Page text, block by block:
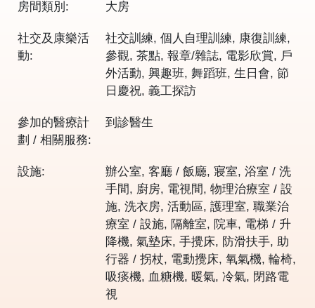
房間類別: 大房
社交及康樂活
動:
社交訓練, 個人自理訓練, 康復訓練,
參觀, 茶點, 報章/雜誌, 電影欣賞, 戶
外活動, 興趣班, 舞蹈班, 生日會, 節
日慶祝, 義工探訪
參加的醫療計
劃 / 相關服務:
到診醫生
設施:
辦公室, 客廳 / 飯廳, 寢室, 浴室 / 洗
手間, 廚房, 電視間, 物理治療室 / 設
施, 洗衣房, 活動區, 護理室, 職業治
療室 / 設施, 隔離室, 院車, 電梯 / 升
降機, 氣墊床, 手攪床, 防滑扶手, 助
行器 / 拐杖, 電動攪床, 氧氣機, 輪椅,
吸痰機, 血糖機, 暖氣, 冷氣, 閉路電
視